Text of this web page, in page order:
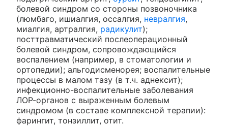
болевой синдром со стороны позвоночника
(люмбаго, ишиалгия, оссалгия, невралгия,
миалгия, артралгия, радикулит);
посттравматический послеоперационный
болевой синдром, сопровождающийся
воспалением (например, в стоматологии и
ортопедии); альгодисменорея; воспалительные
процессы в малом тазу (в т.ч. аднексит);
инфекционно-воспалительные заболевания
ЛОР-органов с выраженным болевым
синдромом (в составе комплексной терапии):
фарингит, тонзиллит, отит.